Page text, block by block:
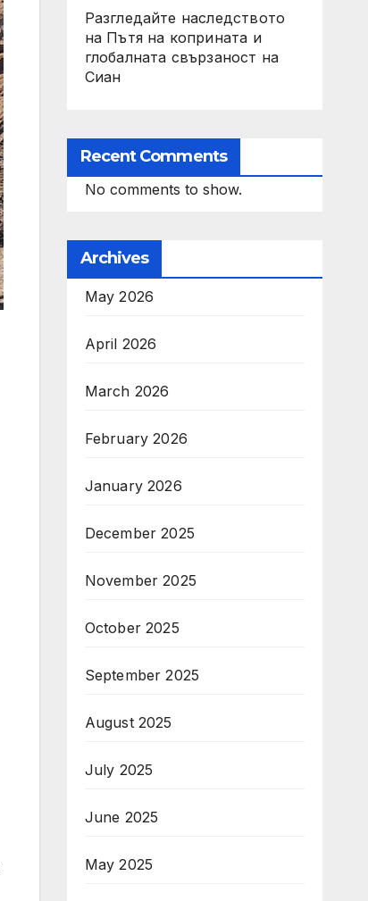
Разгледайте наследството
на Пътя на коприната и
глобалната свързаност на
Сиан
Recent Comments
No comments to show.
Archives
May 2026
April 2026
March 2026
February 2026
January 2026
December 2025
November 2025
October 2025
September 2025
August 2025
July 2025
June 2025
May 2025